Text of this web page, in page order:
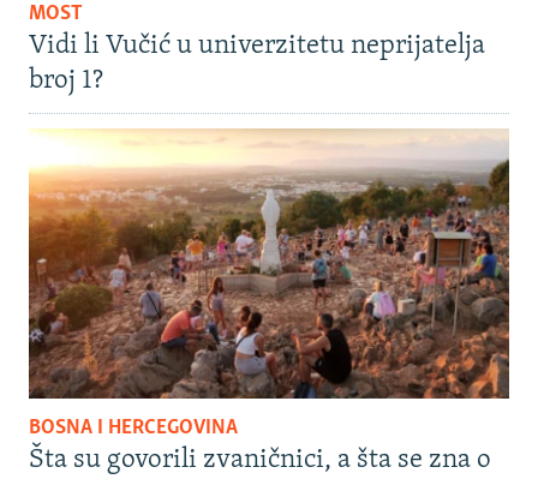
MOST
Vidi li Vučić u univerzitetu neprijatelja
broj 1?
BOSNA I HERCEGOVINA
Šta su govorili zvaničnici, a šta se zna o